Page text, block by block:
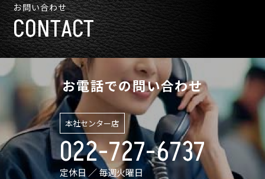
お問い合わせ
CONTACT
お電話での問い合わせ
本社センター店
022-727-6737
定休日 ／ 毎週火曜日